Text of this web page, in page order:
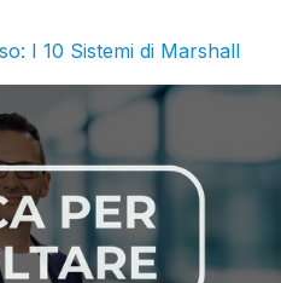
I 10 Sistemi di Marshall